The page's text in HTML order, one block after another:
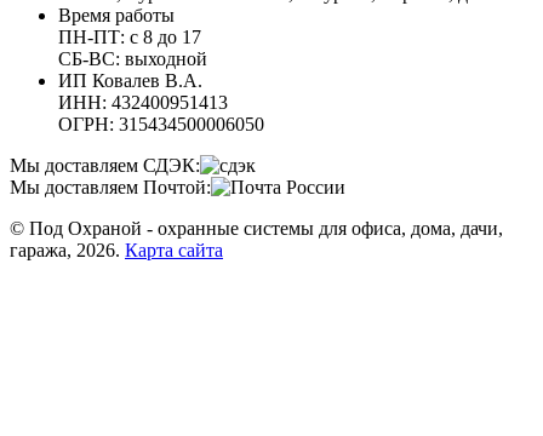
Время работы
ПН-ПТ: с 8 до 17
СБ-ВС: выходной
ИП Ковалев В.А.
ИНН: 432400951413
ОГРН: 315434500006050
Мы доставляем СДЭК:
Мы доставляем Почтой:
© Под Охраной - охранные системы для офиса, дома, дачи,
гаража, 2026. Карта сайта